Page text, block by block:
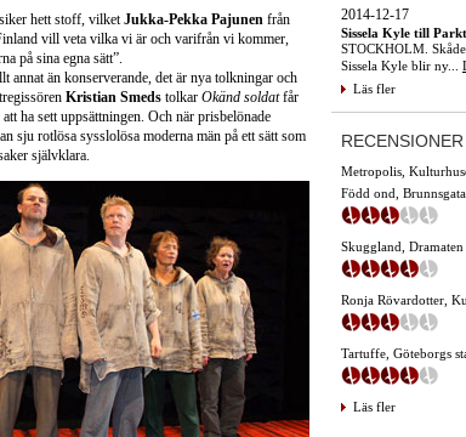
hett stoff, vilket Jukka-Pekka Pajunen från
vill veta vilka vi är och varifrån vi kommer,
på sina egna sätt”.
annat än konserverande, det är nya tolkningar och
Kristian Smeds tolkar Okänd soldatfår
ha sett uppsättningen. Och när prisbelönade
sju rotlösa sysslolösa moderna män på ett sätt som
självklara.
2014-12-17
Sissela Kyle till
STOCKHOLM.
Sissela Kyle blir ny...
Läs fler
RECENSIONER
Metropolis,
Född ond,
Skuggland, Dramaten
Ronja Rövardotter,
Tartuffe, Göteborgs
Läs fler